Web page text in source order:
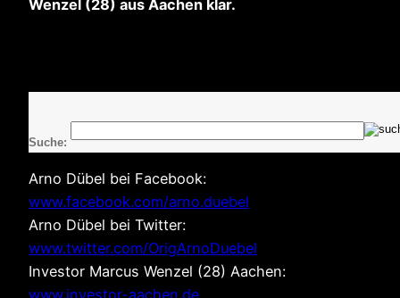
Wenzel (28) aus Aachen klar.
Suche:
Arno Dübel bei Facebook:
www.facebook.com/arno.duebel
Arno Dübel bei Twitter:
www.twitter.com/OrigArnoDuebel
Investor Marcus Wenzel (28) Aachen:
www.investor-aachen.de